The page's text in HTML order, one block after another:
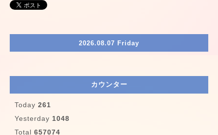
2026.08.07 Friday
カウンター
Today 261
Yesterday 1048
Total 657074